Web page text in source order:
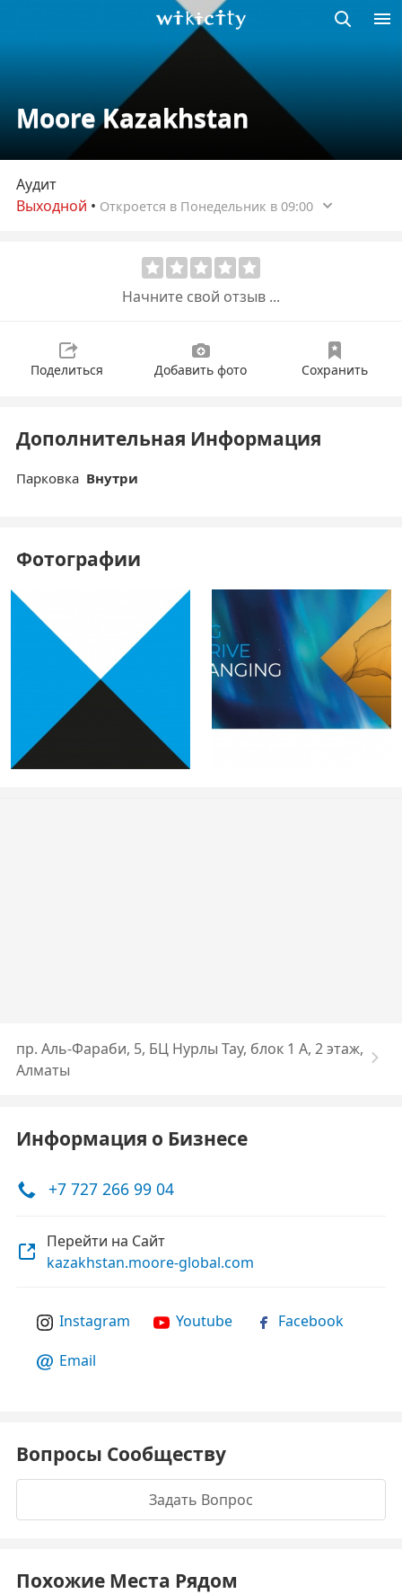
Викисити
Moore Kazakhstan
Аудит
Выходной • Откроется в Понедельник в 09:00
Начните свой отзыв ...
Поделиться Добавить фото Сохранить
Дополнительная Информация
Парковка Внутри
Фотографии
пр. Аль-Фараби, 5, БЦ Нурлы Тау, блок 1 A, 2 этаж,
Алматы
Информация о Бизнесе
+7 727 266 99 04
Перейти на Сайт
kazakhstan.moore-global.com
Instagram Youtube
Facebook
Email
Вопросы Сообществу
Задать Вопрос
Похожие Места Рядом